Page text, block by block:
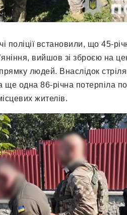
поліції встановили, що 45-
вийшов зі зброєю на
людей. Внаслідок
ще одна 86-річна потерпіла
жителів.